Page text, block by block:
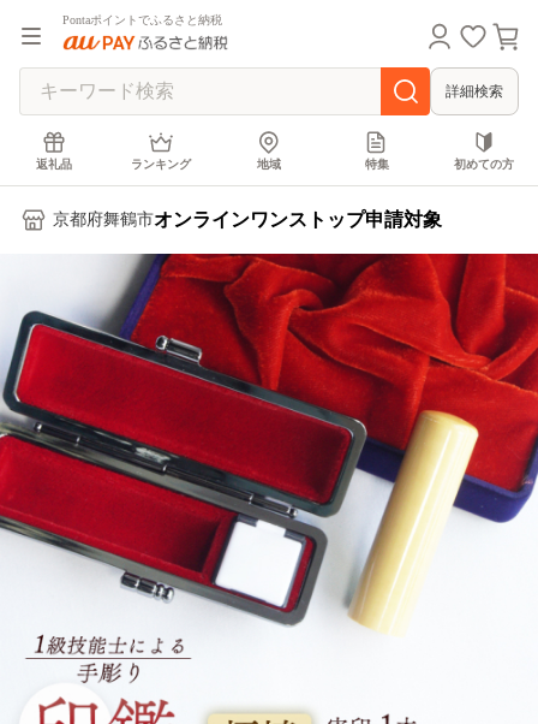
Pontaポイントでふるさと納税
詳細検索
返礼品 ランキング 地域 特集 初めての方
京都府舞鶴市オンラインワンストップ申請対象